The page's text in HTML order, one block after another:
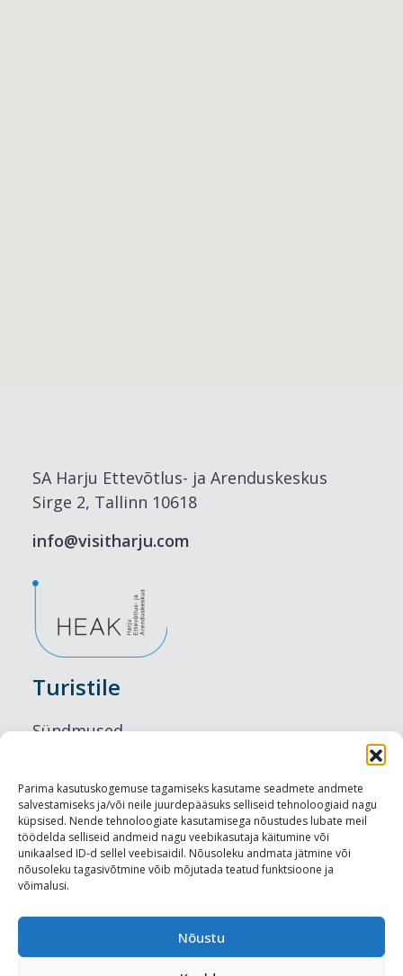
Parima kasutuskogemuse tagamiseks kasutame seadmete andmete
salvestamiseks ja/või neile juurdepääsuks selliseid tehnoloogiaid nagu
küpsised. Nende tehnoloogiate kasutamisega nõustudes lubate meil
töödelda selliseid andmeid nagu veebikasutaja käitumine või
unikaalsed ID-d sellel veebisaidil. Nõusoleku andmata jätmine või
nõusoleku tagasivõtmine võib mõjutada teatud funktsioone ja
võimalusi.
Nõustu
SA Harju Ettevõtlus- ja Arenduskeskus
Sirge 2, Tallinn 10618
info@visitharju.com
Turistile
Sündmused
Maitseelamused
Vaatamisväärsused
Visit Tallinn
Turismiprofessionaalile